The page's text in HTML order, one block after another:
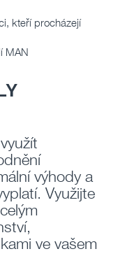
kteří procházejí
MAN
výhody a
Využijte
ve vašem